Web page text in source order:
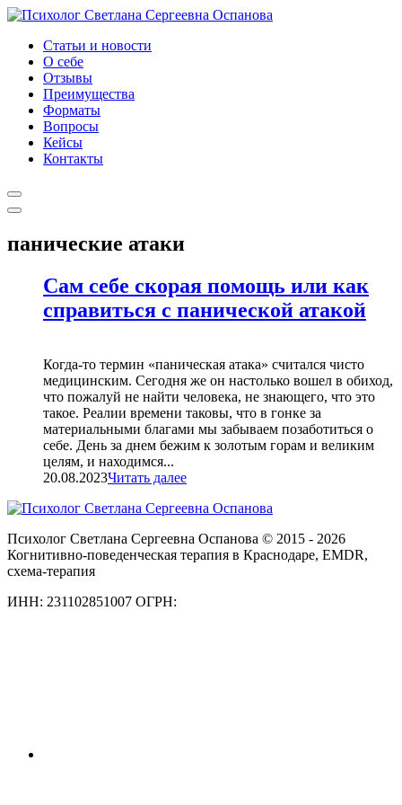
Статьи и новости
О себе
Отзывы
Преимущества
Форматы
Вопросы
Кейсы
Контакты
панические атаки
Сам себе скорая помощь или как
справиться с панической атакой
Когда-то термин «паническая атака» считался чисто
медицинским. Сегодня же он настолько вошел в обиход,
что пожалуй не найти человека, не знающего, что это
такое. Реалии времени таковы, что в гонке за
материальными благами мы забываем позаботиться о
себе. День за днем бежим к золотым горам и великим
целям, и находимся...
20.08.2023Читать далее
Психолог Светлана Сергеевна Оспанова © 2015 - 2026
Когнитивно-поведенческая терапия в Краснодаре, EMDR,
схема-терапия
ИНН: 231102851007 ОГРН: